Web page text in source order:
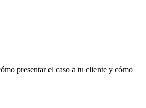
presentar el caso a tu cliente y cómo